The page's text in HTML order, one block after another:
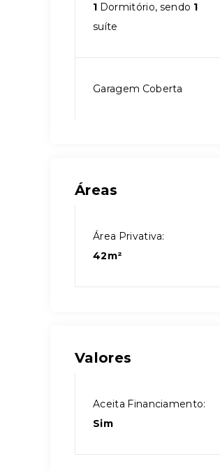
1 Dormitório, sendo 1
suíte
Garagem Coberta
Áreas
Área Privativa:
42m²
Valores
Aceita Financiamento:
Sim